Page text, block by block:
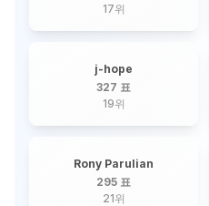
17위
j-hope
327 표
19위
Rony Parulian
295 표
21위